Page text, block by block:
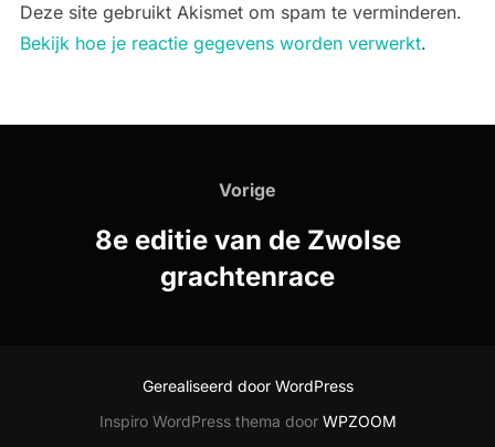
Deze site gebruikt Akismet om spam te verminderen.
Bekijk hoe je reactie gegevens worden verwerkt.
Vorige
Vorige
8e editie van de Zwolse
grachtenrace
Gerealiseerd door WordPress
Inspiro WordPress thema door WPZOOM